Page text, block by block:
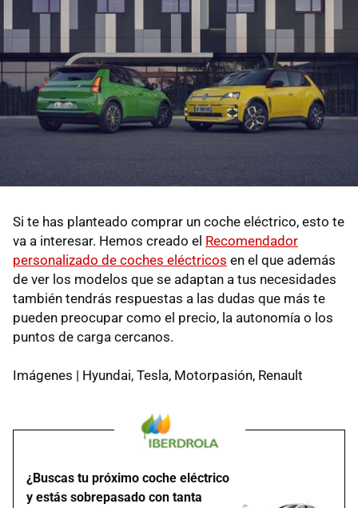
Si te has planteado comprar un coche eléctrico, esto te
va a interesar. Hemos creado el Recomendador
personalizado de coches eléctricos en el que además
de ver los modelos que se adaptan a tus necesidades
también tendrás respuestas a las dudas que más te
pueden preocupar como el precio, la autonomía o los
puntos de carga cercanos.
Imágenes | Hyundai, Tesla, Motorpasión, Renault
¿Buscas tu próximo coche eléctrico
y estás sobrepasado con tanta